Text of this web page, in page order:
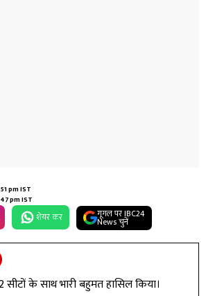
pm IST
pm IST
शेयर कर गूगल पर IBC24
News चुनें
के साथ भारी बहुमत हासिल किया।